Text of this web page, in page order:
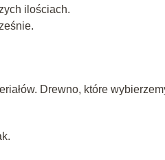
ilościach.
Drewno, które